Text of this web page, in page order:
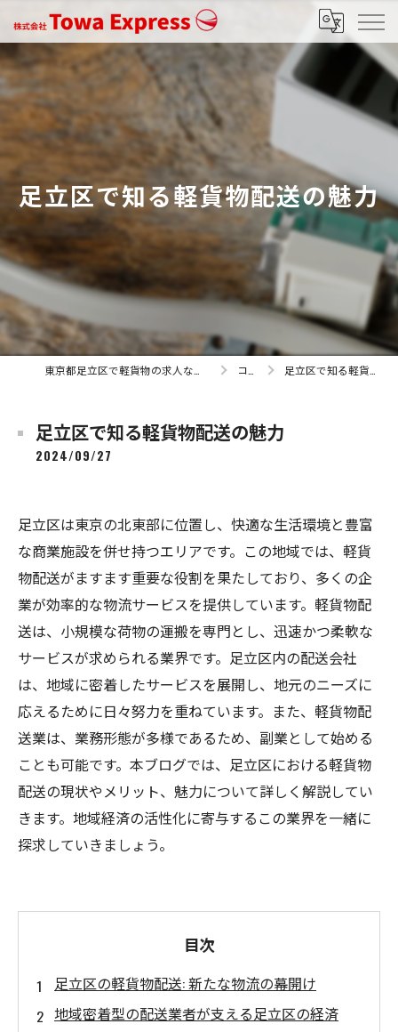
足立区で知る軽貨物配送の魅力
コラム 足立区で知る軽貨物配送の魅力
足立区で知る軽貨物配送の魅力
2024/09/27
足立区は東京の北東部に位置し、快適な生活環境と豊富
な商業施設を併せ持つエリアです。この地域では、軽貨
物配送がますます重要な役割を果たしており、多くの企
業が効率的な物流サービスを提供しています。軽貨物配
送は、小規模な荷物の運搬を専門とし、迅速かつ柔軟な
サービスが求められる業界です。足立区内の配送会社
は、地域に密着したサービスを展開し、地元のニーズに
応えるために日々努力を重ねています。また、軽貨物配
送業は、業務形態が多様であるため、副業として始める
ことも可能です。本ブログでは、足立区における軽貨物
配送の現状やメリット、魅力について詳しく解説してい
きます。地域経済の活性化に寄与するこの業界を一緒に
探求していきましょう。
目次
足立区の軽貨物配送: 新たな物流の幕開け
地域密着型の配送業者が支える足立区の経済